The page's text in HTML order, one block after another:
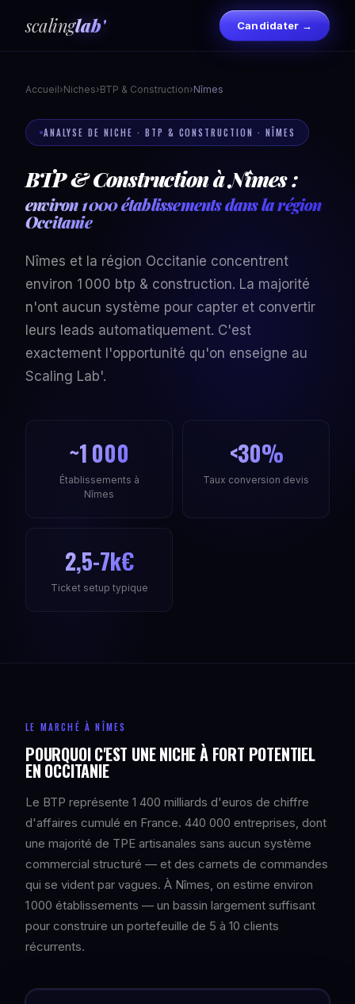
scalinglab' Candidater →
Accueil›Niches›BTP & Construction›Nîmes
ANALYSE DE NICHE · BTP & CONSTRUCTION · NÎMES
BTP & Construction à Nîmes :
environ 1 000 établissements dans la région
Occitanie
Nîmes et la région Occitanie concentrent
environ 1 000 btp & construction. La majorité
n'ont aucun système pour capter et convertir
leurs leads automatiquement. C'est
exactement l'opportunité qu'on enseigne au
Scaling Lab'.
~1 000
Établissements à
Nîmes
<30%
Taux conversion devis
2,5-7k€
Ticket setup typique
LE MARCHÉ À NÎMES
POURQUOI C'EST UNE NICHE À FORT POTENTIEL
EN OCCITANIE
Le BTP représente 1 400 milliards d'euros de chiffre
d'affaires cumulé en France. 440 000 entreprises, dont
une majorité de TPE artisanales sans aucun système
commercial structuré — et des carnets de commandes
qui se vident par vagues. À Nîmes, on estime environ
1 000 établissements — un bassin largement suffisant
pour construire un portefeuille de 5 à 10 clients
récurrents.